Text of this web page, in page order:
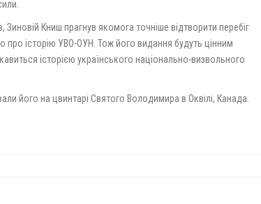
Зиновій Книш прагнув якомога точніше відтворити перебіг
про історію УВО-ОУН. Тож його видання будуть цінним
історією українського національно-визвольного
його на цвинтарі Святого Володимира в Оквілі, Канада.